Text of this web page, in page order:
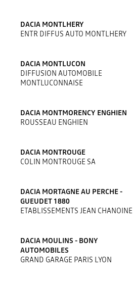
DACIA MONTLHERY
ENTR DIFFUS AUTO MONTLHERY
DACIA MONTLUCON
DIFFUSION AUTOMOBILE
MONTLUCONNAISE
DACIA MONTMORENCY ENGHIEN
ROUSSEAU ENGHIEN
DACIA MONTROUGE
COLIN MONTROUGE SA
DACIA MORTAGNE AU PERCHE -
GUEUDET 1880
ETABLISSEMENTS JEAN CHANOINE
DACIA MOULINS - BONY
AUTOMOBILES
GRAND GARAGE PARIS LYON